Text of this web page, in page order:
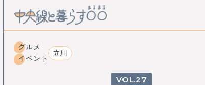
グルメ
イベント
立川
27